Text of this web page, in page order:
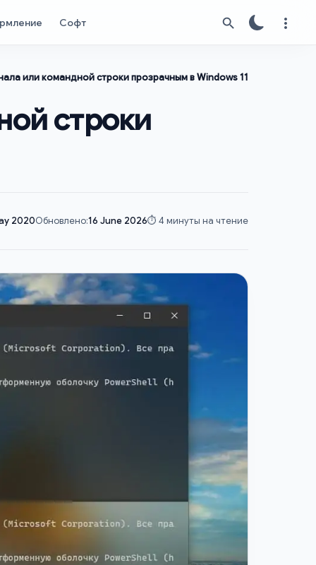
Софт
или командной строки прозрачным в Windows 11
строки
2020Обновлено:16 June 2026⏱️ 4 минуты на чтение